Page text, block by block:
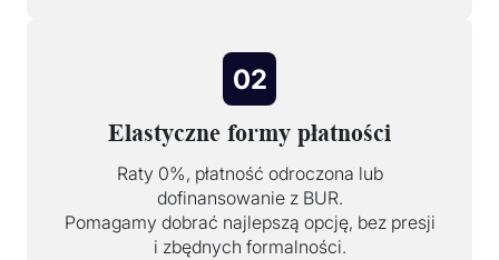
02
Elastyczne formy płatności
Raty 0%, płatność odroczona lub
dofinansowanie z BUR.
Pomagamy dobrać najlepszą opcję, bez presji
i zbędnych formalności.